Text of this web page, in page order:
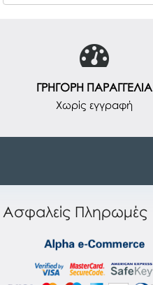
ΓΡΗΓΟΡΗ ΠΑΡΑΓΓΕΛΙΑ
Χωρίς εγγραφή
Ασφαλείς Πληρωμές